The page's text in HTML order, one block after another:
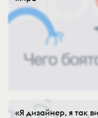
«Я дизайнер, я так